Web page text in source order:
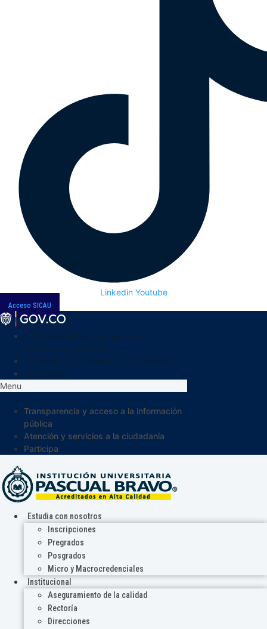
Linkedin Youtube
Acceso SICAU
Menu
Transparencia y acceso a la información
pública
Atención y servicios a la ciudadanía
Participa
Estudia con nosotros
Inscripciones
Pregrados
Posgrados
Micro y Macrocredenciales
Institucional
Aseguramiento de la calidad
Rectoría
Direcciones